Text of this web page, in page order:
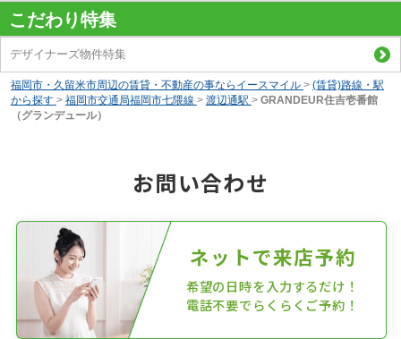
こだわり特集
デザイナーズ物件特集
福岡市・久留米市周辺の賃貸・不動産の事ならイースマイル > (賃貸)路線・駅
から探す > 福岡市交通局福岡市七隈線 > 渡辺通駅 > GRANDEUR住吉壱番館
（グランデュール）
お問い合わせ
ネットで来店予約
希望の日時を入力するだけ！
電話不要でらくらくご予約！